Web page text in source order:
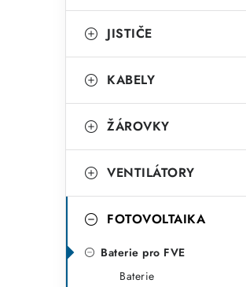
o
i
JISTIČE
KABELY
ŽÁROVKY
VENTILÁTORY
FOTOVOLTAIKA
Baterie pro FVE
Baterie